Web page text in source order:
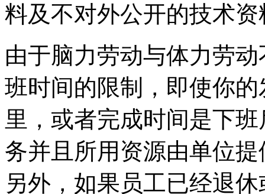
料及不对外公开的技术资
由于脑力劳动与体力劳
班时间的限制，即使你
里，或者完成时间是下
务并且所用资源由单位
另外，如果员工已经退